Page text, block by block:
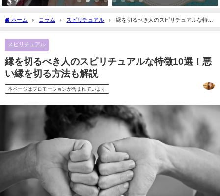
ホーム コラム スピリチュアル
縁を切るべき人のスピリチュアルな特徴
10選！悪い縁を切る方法も解説
スピリチュアル
縁を切るべき人のスピリチュアルな特徴10選！悪
い縁を切る方法も解説
本ページはプロモーションが含まれています